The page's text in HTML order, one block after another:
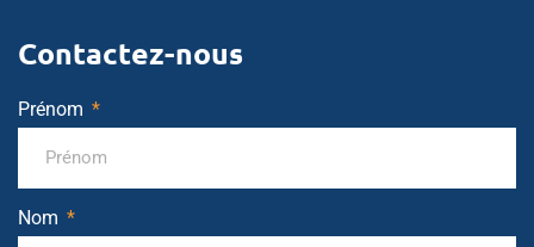
Contactez-nous
Prénom
Nom